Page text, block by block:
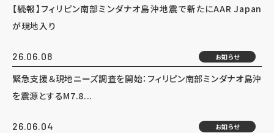
【続報】フィリピン南部ミンダナオ島沖地震で新たにAAR Japan
が現地入り
26.06.08 お知らせ
緊急支援＆現地ニーズ調査を開始：フィリピン南部ミンダナオ島沖
を震源とするM7.8...
26.06.04 お知らせ